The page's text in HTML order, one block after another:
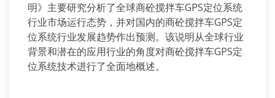
明》主要研究分析了全球商砼搅拌车GPS定位系统
行业市场运行态势，并对国内的商砼搅拌车GPS定
位系统行业发展趋势作出预测。该说明从全球行业
背景和潜在的应用行业的角度对商砼搅拌车GPS定
位系统技术进行了全面地概述。